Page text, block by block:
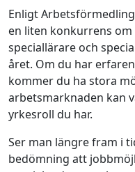
Enligt
en liten konkurrens
speciallärare och
året. Om du har
kommer du ha stora
arbetsmarknaden kan
yrkesroll du har.
Ser man längre fram i
bedömning att